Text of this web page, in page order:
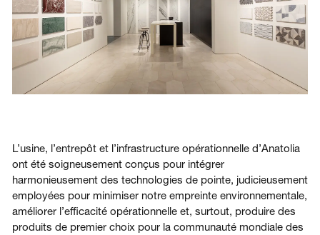
L’usine, l’entrepôt et l’infrastructure opérationnelle d’Anatolia
ont été soigneusement conçus pour intégrer
harmonieusement des technologies de pointe, judicieusement
employées pour minimiser notre empreinte environnementale,
améliorer l’efficacité opérationnelle et, surtout, produire des
produits de premier choix pour la communauté mondiale des